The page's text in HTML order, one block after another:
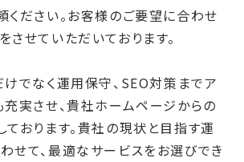
ください。お客様のご要望に合わせ
せていただいております。
けでなく運用保守、SEO対策までア
充実させ、貴社ホームページからの
ております。貴社の現状と目指す運
せて、最適なサービスをお選びでき